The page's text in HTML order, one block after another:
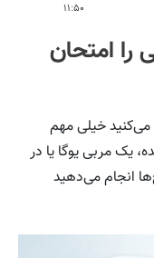
۱۱:۵۰
امتحان
خیلی مهم
یک مربی یوگا یا در
انجام می‌دهید